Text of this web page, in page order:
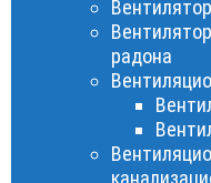
радона